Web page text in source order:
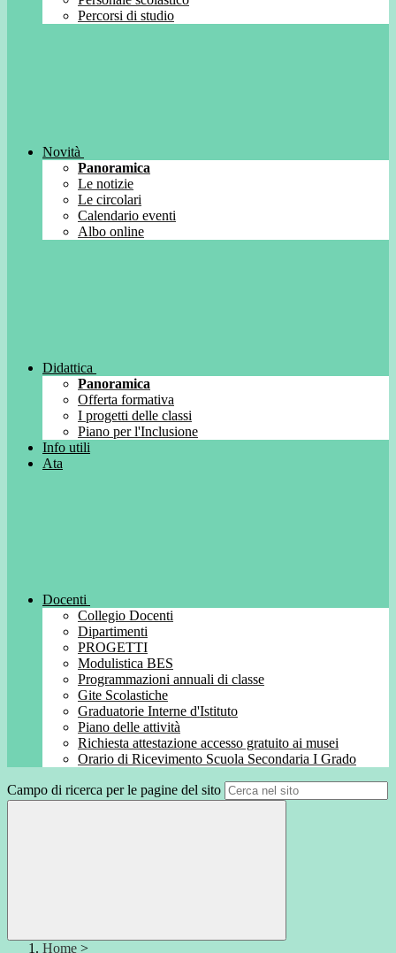
Percorsi di studio
Novità
Panoramica
Le notizie
Le circolari
Calendario eventi
Albo online
Didattica
Panoramica
Offerta formativa
I progetti delle classi
Piano per l'Inclusione
Info utili
Ata
Docenti
Collegio Docenti
Dipartimenti
PROGETTI
Modulistica BES
Programmazioni annuali di classe
Gite Scolastiche
Graduatorie Interne d'Istituto
Piano delle attività
Richiesta attestazione accesso gratuito ai musei
Orario di Ricevimento Scuola Secondaria I Grado
Campo di ricerca per le pagine del sito
Home >